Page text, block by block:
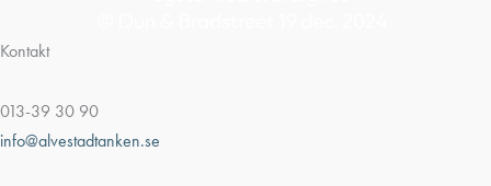
Kontakt
013-39 30 90
info@alvestadtanken.se